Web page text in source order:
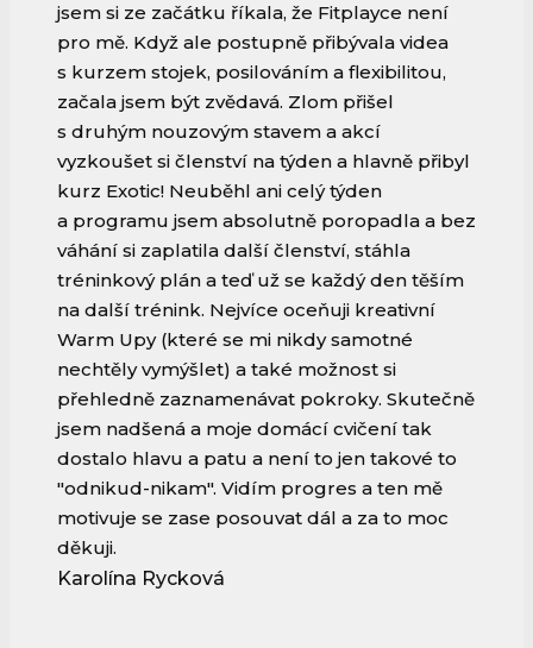
jsem si ze začátku říkala, že Fitplayce není
pro mě. Když ale postupně přibývala videa
s kurzem stojek, posilováním a flexibilitou,
začala jsem být zvědavá. Zlom přišel
s druhým nouzovým stavem a akcí
vyzkoušet si členství na týden a hlavně přibyl
kurz Exotic! Neuběhl ani celý týden
a programu jsem absolutně poropadla a bez
váhání si zaplatila další členství, stáhla
tréninkový plán a teď už se každý den těším
na další trénink. Nejvíce oceňuji kreativní
Warm Upy (které se mi nikdy samotné
nechtěly vymýšlet) a také možnost si
přehledně zaznamenávat pokroky. Skutečně
jsem nadšená a moje domácí cvičení tak
dostalo hlavu a patu a není to jen takové to
"odnikud-nikam". Vidím progres a ten mě
motivuje se zase posouvat dál a za to moc
děkuji.
Karolína Rycková